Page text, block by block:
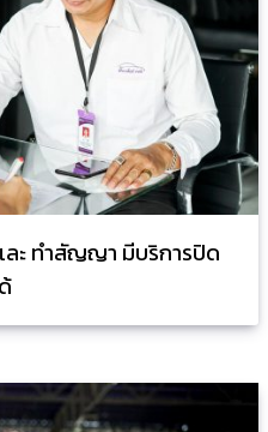
ะ ทำสัญญา มีบริการปิด